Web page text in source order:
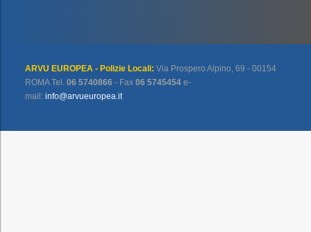
ARVU EUROPEA - Polizie Locali: Via Prospero Alpino, 69 - 00154
ROMA Tel.06 5740866 - Fax06 5745454 e-
mail:info@arvueuropea.it